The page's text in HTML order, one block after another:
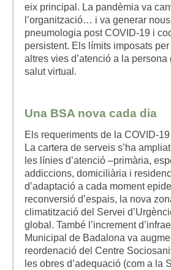
eix principal. La pandèmia va
l’organització… i va generar
pneumologia post COVID-19 i
persistent. Els límits imposats
altres vies d’atenció a la
salut virtual.
Una BSA nova cada dia
Els requeriments de la COVID-
La cartera de serveis s’ha
les línies d’atenció –primària,
addiccions, domiciliària i
d’adaptació a cada moment
reconversió d’espais, la nova
climatització del Servei
global. També l’increment
Municipal de Badalona va
reordenació del Centre
les obres d’adequació (com a la